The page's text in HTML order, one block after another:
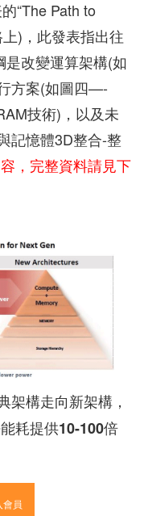
“The Path to
)，此發表指出往
改變運算架構(如
方案(如圖四—-
技術)，以及未
記憶體3D整合-整
，完整資料請見下
架構走向新架構，
耗提供10-100倍
會員